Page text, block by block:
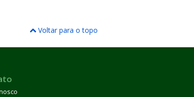
Voltar para o topo